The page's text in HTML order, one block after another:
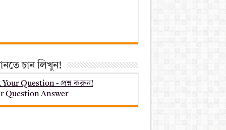
চান লিখুন!
Your Question - প্রশ্ন করুন!
Question Answer